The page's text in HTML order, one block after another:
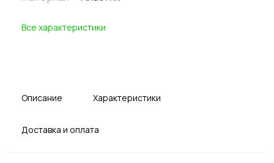
Все характеристики
Описание Характеристики
Доставка и оплата